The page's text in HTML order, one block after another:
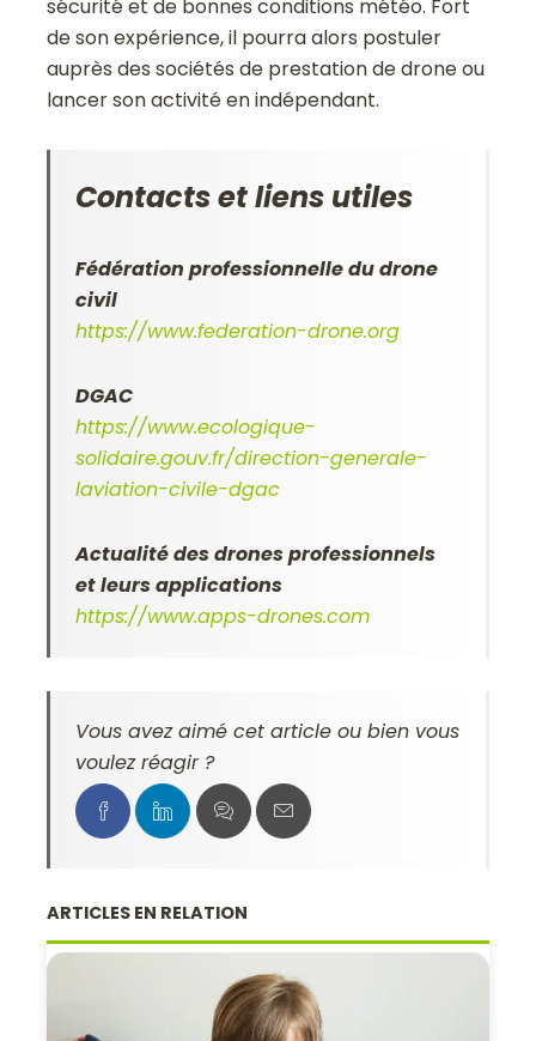
sécurité et de bonnes conditions météo. Fort
de son expérience, il pourra alors postuler
auprès des sociétés de prestation de drone ou
lancer son activité en indépendant.
Contacts et liens utiles
Fédération professionnelle du drone
civil
https://www.federation-drone.org
DGAC
https://www.ecologique-
solidaire.gouv.fr/direction-generale-
laviation-civile-dgac
Actualité des drones professionnels
et leurs applications
https://www.apps-drones.com
Vous avez aimé cet article ou bien vous
voulez réagir ?
ARTICLES EN RELATION